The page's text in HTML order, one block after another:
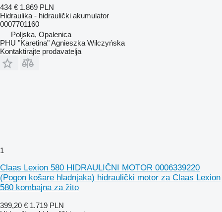
434 € 1.869 PLN
Hidraulika - hidraulički akumulator
0007701160
Poljska, Opalenica
PHU "Karetina" Agnieszka Wilczyńska
Kontaktirajte prodavatelja
1
Claas Lexion 580 HIDRAULIČNI MOTOR 0006339220
(Pogon košare hladnjaka) hidraulički motor za Claas Lexion
580 kombajna za žito
399,20 € 1.719 PLN